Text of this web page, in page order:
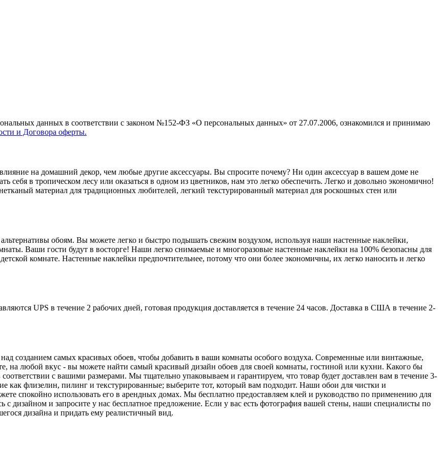
данных в соответствии с законом №152-ФЗ «О персональных данных» от 27.07.2006, ознакомился и принимаю
и Договора оферты.
на домашний декор, чем любые другие аксессуары. Вы спросите почему? Ни один аксессуар в вашем доме не
себя в тропическом лесу или оказаться в одном из цветников, нам это легко обеспечить. Легко и довольно экономично!
материал для традиционных любителей, легкий текстурированный материал для роскошных стен или
обоям. Вы можете легко и быстро подышать свежим воздухом, используя наши настенные наклейки,
Ваши гости будут в восторге! Наши легко снимаемые и многоразовые настенные наклейки на 100% безопасны для
комнате. Настенные наклейки предпочтительнее, потому что они более экономичны, их легко наносить и легко
UPS в течение 2 рабочих дней, готовая продукция доставляется в течение 24 часов. Доставка в США в течение 2-
созданием самых красивых обоев, чтобы добавить в ваши комнаты особого воздуха. Современные или винтажные,
на любой вкус - вы можете найти самый красивый дизайн обоев для своей комнаты, гостиной или кухни. Какого бы
с вашими размерами. Мы тщательно упаковываем и гарантируем, что товар будет доставлен вам в течение 3-
как флизелин, пилинг и текстурированные; выберите тот, который вам подходит. Наши обои для чистки и
спокойно использовать его в арендных домах. Мы бесплатно предоставляем клей и руководство по применению для
с дизайном и запросите у нас бесплатное предложение. Если у вас есть фотография вашей стены, наши специалисты по
дизайна и придать ему реалистичный вид.